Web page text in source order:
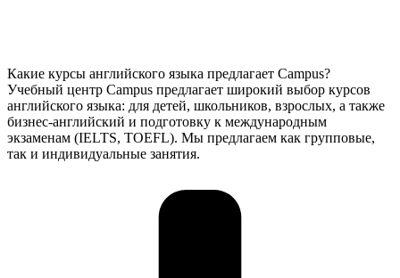
Какие курсы английского языка предлагает Campus?
Учебный центр Campus предлагает широкий выбор курсов
английского языка: для детей, школьников, взрослых, а также
бизнес-английский и подготовку к международным
экзаменам (IELTS, TOEFL). Мы предлагаем как групповые,
так и индивидуальные занятия.